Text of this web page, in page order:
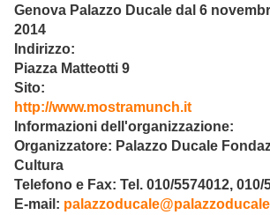
Genova Palazzo Ducale dal 6
2014
Indirizzo:
Piazza Matteotti 9
Sito:
http://www.mostramunch.it
Informazioni dell'organizzazione:
Organizzatore: Palazzo Ducale
Cultura
Telefono e Fax: Tel. 010/5574012, 010/
E-mail: